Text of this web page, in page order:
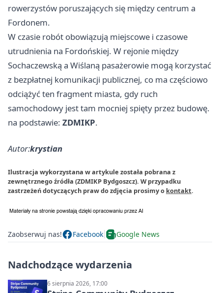
rowerzystów poruszających się między centrum a
Fordonem.
W czasie robót obowiązują miejscowe i czasowe
utrudnienia na Fordońskiej. W rejonie między
Sochaczewską a Wiślaną pasażerowie mogą korzystać
z bezpłatnej komunikacji publicznej, co ma częściowo
odciążyć ten fragment miasta, gdy ruch
samochodowy jest tam mocniej spięty przez budowę.
na podstawie: ZDMIKP.
Autor:krystian
Ilustracja wykorzystana w artykule została pobrana z
zewnętrznego źródła (ZDMIKP Bydgoszcz). W przypadku
zastrzeżeń dotyczących praw do zdjęcia prosimy o kontakt.
Zaobserwuj nas! Facebook Google News
Nadchodzące wydarzenia
6 sierpnia 2026, 17:00